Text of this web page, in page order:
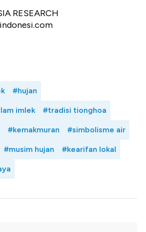
RESEARCH
#hujan
imlek #tradisi tionghoa
#kemakmuran #simbolisme air
#musim hujan #kearifan lokal